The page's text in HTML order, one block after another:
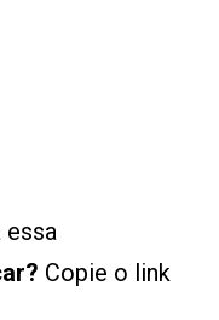
essa
Copie o link